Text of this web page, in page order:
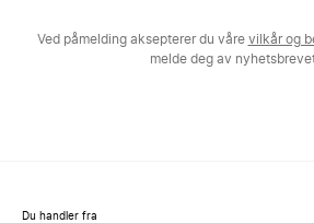
Ved påmelding aksepterer du våre vilkår og
melde deg av
Du handler fra